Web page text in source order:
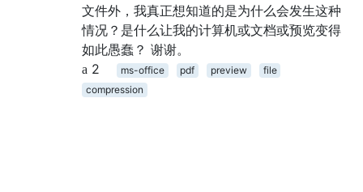
文件外，我真正想知道的是为什么会发生这种
情况？是什么让我的计算机或文档或预览变得
如此愚蠢？ 谢谢。
2
ms-office pdf preview
file
compression